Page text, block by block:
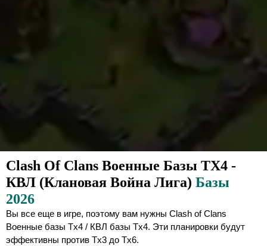
Clash Of Clans Военные Базы TX4 -
КВЛ (Клановая Война Лига) Базы
2026
Вы все еще в игре, поэтому вам нужны Clash of Clans
Военные базы Tx4 / КВЛ базы Tx4. Эти планировки будут
эффективны против Tx3 до Tx6.